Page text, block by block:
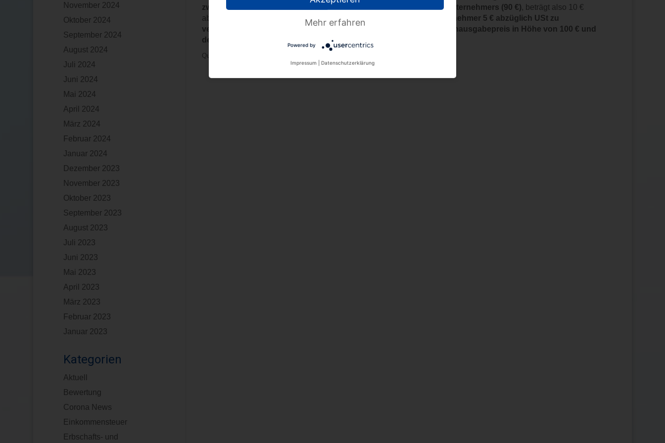
zwischen dem Gutscheinwert (100 €) und dem Einkaufspreis des Unternehmers (90 €), beträgt also 10 €
abzüglich USt. Der
Einzelhändler hat für seine
Leistung an den Unternehmer 5 € abzüglich USt zu
versteuern
. Das ergibt sich aus der
Differenz zwischen dem Gutscheinausgabepreis in Höhe von 100 € und
dem Einkaufspreis des Einzelhändlers in Höhe von 95 €
Quelle:BMF-Schreiben | Veröffentlichung | III C 2 – S 7100/00097/002/309 | 28-04-2026
November 2024
Oktober 2024
September 2024
August 2024
Juli 2024
Juni 2024
Mai 2024
April 2024
März 2024
Februar 2024
Januar 2024
Dezember 2023
November 2023
Oktober 2023
September 2023
August 2023
Juli 2023
Juni 2023
Mai 2023
April 2023
März 2023
Februar 2023
Januar 2023
Kategorien
Aktuell
Bewertung
Corona News
Einkommensteuer
Erbschafts- und
Mehr erfahren
Powered by
Impressum Datenschutzerklärung